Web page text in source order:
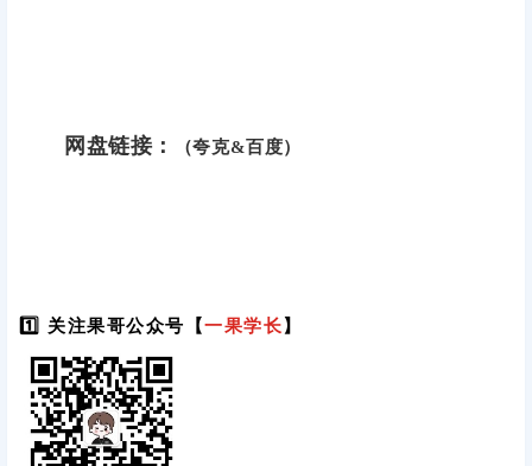
网盘链接： （夸克&百度）
1️⃣ 关注果哥公众号【一果学长】